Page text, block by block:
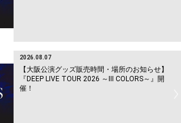
2026.08.07
【大阪公演グッズ販売時間・場所のお知らせ】
『DEEP LIVE TOUR 2026 ～Ⅲ COLORS～』開
催！